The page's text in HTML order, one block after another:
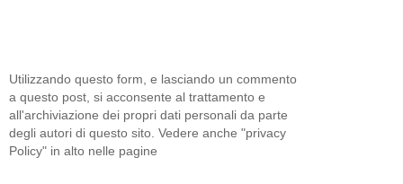
Utilizzando questo form, e lasciando un commento
a questo post, si acconsente al trattamento e
all'archiviazione dei propri dati personali da parte
degli autori di questo sito. Vedere anche "privacy
Policy" in alto nelle pagine